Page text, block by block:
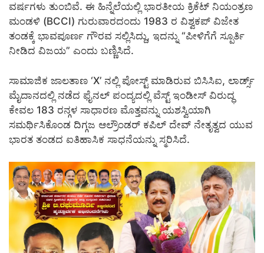
ವರ್ಷಗಳು ತುಂಬಿವೆ. ಈ ಹಿನ್ನೆಲೆಯಲ್ಲಿ ಭಾರತೀಯ ಕ್ರಿಕೆಟ್ ನಿಯಂತ್ರಣ
ಮಂಡಳಿ (BCCI) ಗುರುವಾರದಂದು 1983 ರ ವಿಶ್ವಕಪ್ ವಿಜೇತ
ತಂಡಕ್ಕೆ ಭಾವಪೂರ್ಣ ಗೌರವ ಸಲ್ಲಿಸಿದ್ದು, ಇದನ್ನು “ಪೀಳಿಗೆಗೆ ಸ್ಪೂರ್ತಿ
ನೀಡಿದ ವಿಜಯ” ಎಂದು ಬಣ್ಣಿಸಿದೆ.
ಸಾಮಾಜಿಕ ಜಾಲತಾಣ ‘X’ ನಲ್ಲಿ ಪೋಸ್ಟ್ ಮಾಡಿರುವ ಬಿಸಿಸಿಐ, ಲಾರ್ಡ್ಸ್
ಮೈದಾನದಲ್ಲಿ ನಡೆದ ಫೈನಲ್ ಪಂದ್ಯದಲ್ಲಿ ವೆಸ್ಟ್ ಇಂಡೀಸ್ ವಿರುದ್ಧ
ಕೇವಲ 183 ರನ್ಗಳ ಸಾಧಾರಣ ಮೊತ್ತವನ್ನು ಯಶಸ್ವಿಯಾಗಿ
ಸಮರ್ಥಿಸಿಕೊಂಡ ದಿಗ್ಗಜ ಆಲ್ರೌಂಡರ್ ಕಪಿಲ್ ದೇವ್ ನೇತೃತ್ವದ ಯುವ
ಭಾರತ ತಂಡದ ಐತಿಹಾಸಿಕ ಸಾಧನೆಯನ್ನು ಸ್ಮರಿಸಿದೆ.